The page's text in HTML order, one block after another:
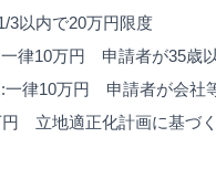
3以内で20万円限度
律10万円 申請者が35歳
円 申請者が会社等に
円 立地適正化計画に基づ